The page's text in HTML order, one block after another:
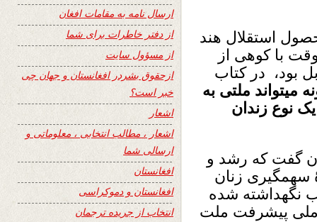
استقلال هند
با کوهی از
بود، در کتاب
میتواند ملتی به
نوع زندان
گفت که رشد و
سهمگیری زنان
نگهداشته شده
ملی پیشرفت ملت
ارسال نامه به مقامات افغان
از دفتر خاطرات برای شما
از مسؤول سایت
ازحقوق بشردر افغانستان و جهان چی
خبر است؟
اشعار
اشعار ، مطالب انتخابی ، معلوماتی و
ارسالی شما
افغانستان
افغانستان و دموکراسی
انتخاب از جریده ترجمان